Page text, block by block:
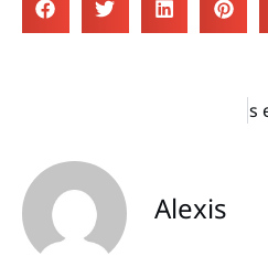
un buffer global de días
Alexis